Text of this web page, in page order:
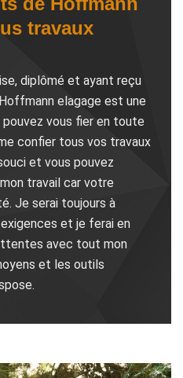
travaux
diplômé et ayant reçu
elagage est une
vous fier en toute
confier tous vos travaux
et vous pouvez
travail car votre
Je serai toujours à
et je ferai en
avec tout mon
et les outils